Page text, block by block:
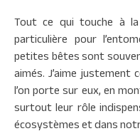
Tout ce qui touche à
particulière pour
petites bêtes sont
aimés. J’aime
l’on porte sur eux, en
surtout leur rôle
écosystèmes et dans